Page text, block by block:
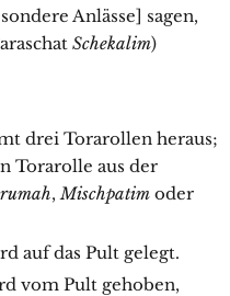
Anlässe] sagen,
Schekalim)
drei Torarollen heraus;
Torarolle aus der
, Mischpatim oder
auf das Pult gelegt.
vom Pult gehoben,